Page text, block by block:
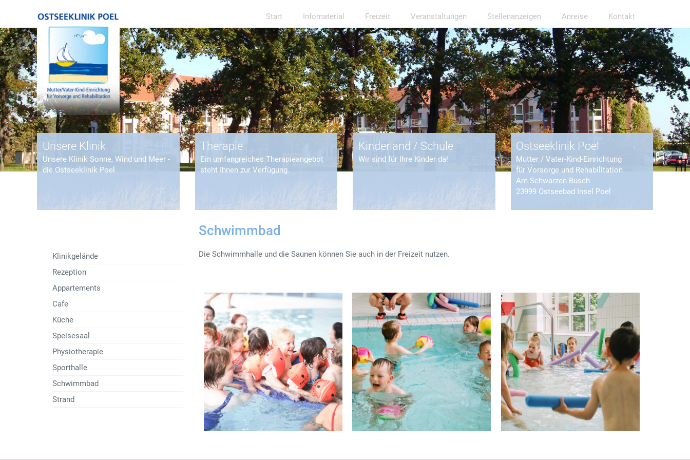
Start Infomaterial Freizeit Veranstaltungen Stellenanzeigen Anreise Kontakt
Unsere Klinik
Unsere Klinik Sonne, Wind und Meer -
die Ostseeklinik Poel
Therapie
Ein umfangreiches Therapieangebot
steht Ihnen zur Verfügung.
Kinderland / Schule
Wir sind für Ihre Kinder da!
Ostseeklinik Poel
Mutter / Vater-Kind-Einrichtung
für Vorsorge und Rehabilitation
Am Schwarzen Busch
23999 Ostseebad Insel Poel
Schwimmbad
Die Schwimmhalle und die Saunen können Sie auch in der Freizeit nutzen.
Klinikgelände
Rezeption
Appartements
Cafe
Küche
Speisesaal
Physiotherapie
Sporthalle
Schwimmbad
Strand